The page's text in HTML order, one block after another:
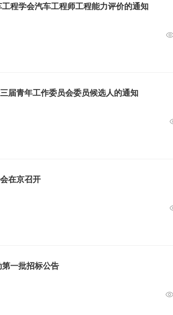
程学会汽车工程师工程能力评价的通知
届青年工作委员会委员候选人的通知
在京召开
一批招标公告